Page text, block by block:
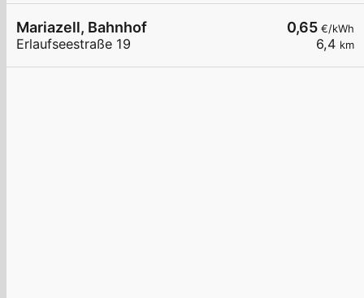
0,65 €/kWh
6,4 km
Mariazell, Bahnhof
Erlaufseestraße 19